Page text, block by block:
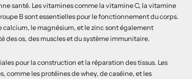
santé. Les vitamines comme la vitamine C, la vitamine
B sont essentielles pour le fonctionnement du corps.
calcium, le magnésium, et le zinc sont également
des os, des muscles et du système immunitaire.
pour la construction et la réparation des tissus. Les
comme les protéines de whey, de caséine, et les